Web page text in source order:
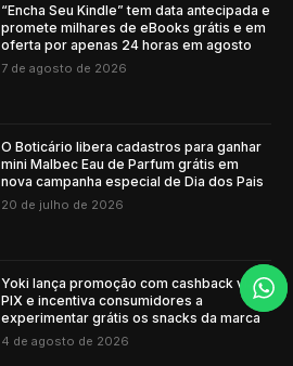
“Encha Seu Kindle” tem data antecipada e
promete milhares de eBooks grátis e em
oferta por apenas 24 horas em agosto
7 de agosto de 2026
O Boticário libera cadastros para ganhar
mini Malbec Eau de Parfum grátis em
nova campanha especial de Dia dos Pais
20 de julho de 2026
Yoki lança promoção com cashback via
PIX e incentiva consumidores a
experimentar grátis os snacks da marca
4 de agosto de 2026